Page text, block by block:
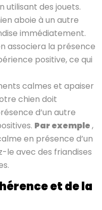
utilisant des jouets.
aboie à un autre
immédiatement.
associera la présence
positive, ce qui
calmes et apaiser
chien doit
d’un autre
Par exemple,
en présence d’un
le avec des friandises
et de la